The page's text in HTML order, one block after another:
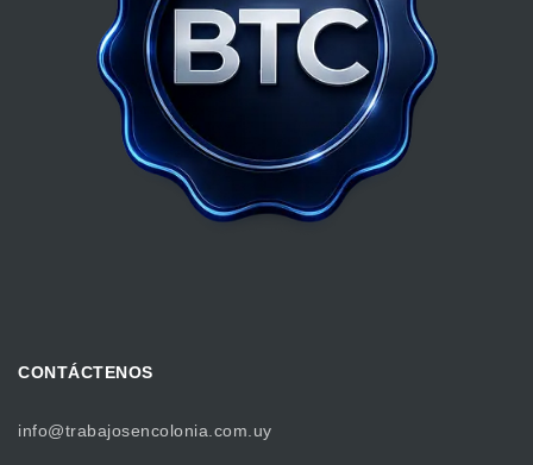
CONTÁCTENOS
info@trabajosencolonia.com.uy